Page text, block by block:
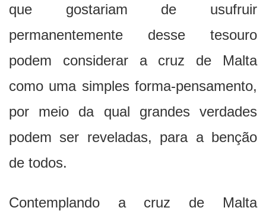
que gostariam de usufruir
permanentemente desse tesouro
podem considerar a cruz de Malta
como uma simples forma-pensamento,
por meio da qual grandes verdades
podem ser reveladas, para a benção
de todos.
Contemplando a cruz de Malta